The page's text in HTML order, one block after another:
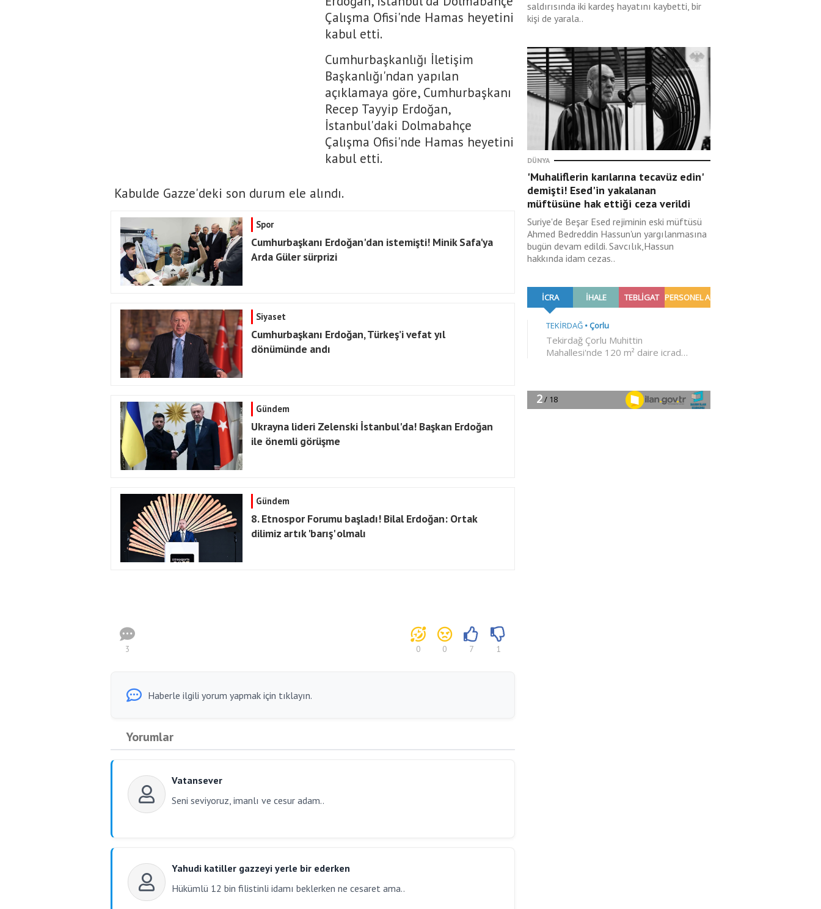
Çalışma Ofisi'nde Hamas heyetini
kabul etti.
Cumhurbaşkanlığı İletişim
Başkanlığı'ndan yapılan
açıklamaya göre, Cumhurbaşkanı
Recep Tayyip Erdoğan,
İstanbul'daki Dolmabahçe
Çalışma Ofisi'nde Hamas heyetini
kabul etti.
Kabulde Gazze'deki son durum ele alındı.
Spor
Cumhurbaşkanı Erdoğan'dan istemişti! Minik Safa'ya
Arda Güler sürprizi
Siyaset
Cumhurbaşkanı Erdoğan, Türkeş’i vefat yıl
dönümünde andı
Gündem
Ukrayna lideri Zelenski İstanbul'da! Başkan Erdoğan
ile önemli görüşme
Gündem
8. Etnospor Forumu başladı! Bilal Erdoğan: Ortak
dilimiz artık 'barış' olmalı
3 0 0 7 1
Haberle ilgili yorum yapmak için tıklayın.
Yorumlar
Vatansever
Seni seviyoruz, imanlı ve cesur adam..
Yahudi katiller gazzeyi yerle bir ederken
Hükümlü 12 bin filistinli idamı beklerken ne cesaret ama..
saldırısında iki kardeş hayatını kaybetti, bir
kişi de yarala..
DÜNYA
'Muhaliflerin karılarına tecavüz edin'
demişti! Esed'in yakalanan
müftüsüne hak ettiği ceza verildi
Suriye'de Beşar Esed rejiminin eski müftüsü
Ahmed Bedreddin Hassun'un yargılanmasına
bugün devam edildi. Savcılık,Hassun
hakkında idam cezas..